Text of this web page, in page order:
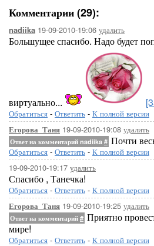
Комментарии (29):
nadiika 19-09-2010-19:06 удалить
Большущее спасибо. Надо будет
виртуально...
Обратиться - Ответить - К полной версии
Егорова_Таня 19-09-2010-19:08 удалить
Ответ на комментарий nadiika # Почти
Обратиться - Ответить - К полной версии
19-09-2010-19:17 удалить
Спасибо , Танечка!
Обратиться - Ответить - К полной версии
Егорова_Таня 19-09-2010-19:25 удалить
Ответ на комментарий # Приятно
мире!
Обратиться - Ответить - К полной версии